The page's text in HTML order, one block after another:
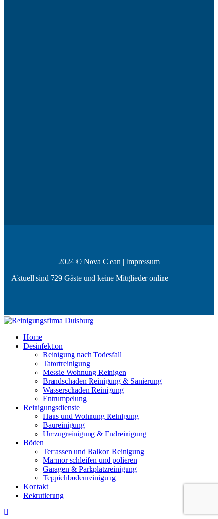
2024 © Nova Clean | Impressum
Aktuell sind 729 Gäste und keine Mitglieder online
Home
Desinfektion
Reinigung nach Todesfall
Tatortreinigung
Messie Wohnung Reinigen
Brandschaden Reinigung & Sanierung
Wasserschaden Reinigung
Entrumpelung
Reinigungsdienste
Haus und Wohnung Reinigung
Baureinigung
Umzugreinigung & Endreinigung
Böden
Terrassen und Balkon Reinigung
Marmor schleifen und polieren
Garagen & Parkplatzreinigung
Teppichbodenreinigung
Kontakt
Rekrutierung